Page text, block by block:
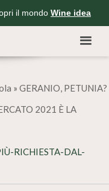
il mondo Wine idea
» GERANIO, PETUNIA?
2021 È LA
RICHIESTA-DAL-